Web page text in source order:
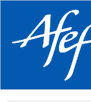
principal